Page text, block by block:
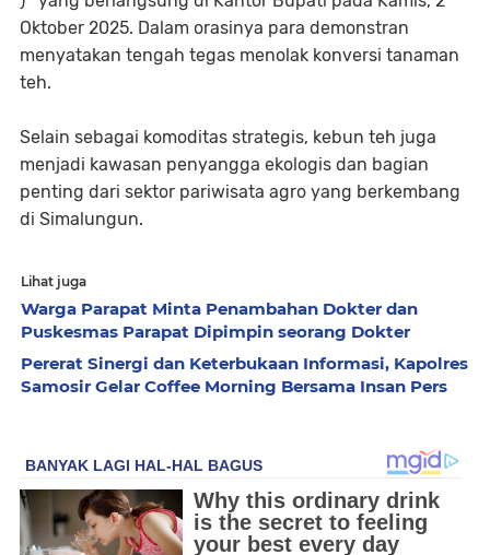
Oktober 2025. Dalam orasinya para demonstran
menyatakan tengah tegas menolak konversi tanaman
teh.
Selain sebagai komoditas strategis, kebun teh juga
menjadi kawasan penyangga ekologis dan bagian
penting dari sektor pariwisata agro yang berkembang
di Simalungun.
Lihat juga
Warga Parapat Minta Penambahan Dokter dan
Puskesmas Parapat Dipimpin seorang Dokter
Pererat Sinergi dan Keterbukaan Informasi, Kapolres
Samosir Gelar Coffee Morning Bersama Insan Pers